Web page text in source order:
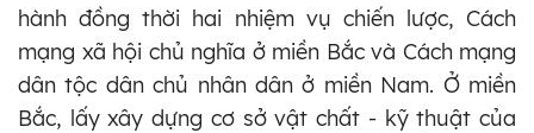
hành đồng thời hai nhiệm vụ chiến lược, Cách
mạng xã hội chủ nghĩa ở miền Bắc và Cách mạng
dân tộc dân chủ nhân dân ở miền Nam. Ở miền
Bắc, lấy xây dựng cơ sở vật chất - kỹ thuật của